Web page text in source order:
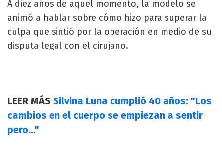
A diez años de aquel momento, la modelo se
animó a hablar sobre cómo hizo para superar la
culpa que sintió por la operación en medio de su
disputa legal con el cirujano.
LEER MÁS Silvina Luna cumplió 40 años: "Los
cambios en el cuerpo se empiezan a sentir
pero..."